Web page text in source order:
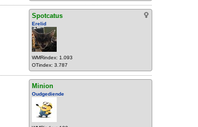
Spotcatus
Erelid
WMRindex: 1.093
OTindex: 3.787
Minion
Oudgediende